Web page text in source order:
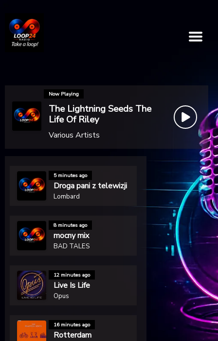
Now Playing
The Lightning Seeds The
Life Of Riley
Various Artists
5 minutes ago
Droga pani z telewizji
Lombard
8 minutes ago
mocny mix
BAD TALES
12 minutes ago
Live Is Life
Opus
16 minutes ago
Rotterdam